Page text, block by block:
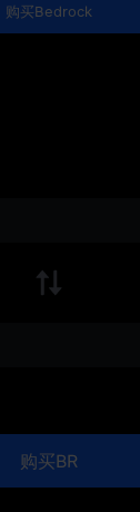
购买Bedrock
购买BR